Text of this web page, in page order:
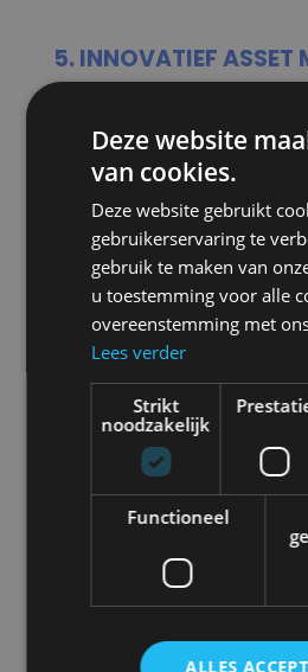
5. INNOVATIEF ASSET
materieelbeheer met jouw
omgeving. Zo hoeft u maar
voertuigen,
Verspil geen tijd meer aan
jouw materieel! Raak nooit
assets kwijt met Asset
MODULAIRE
Deze website
van cookies.
Deze website gebruikt
gebruikerservaring te
gebruik te maken van
u toestemming voor alle
overeenstemming met
Lees verder
Strikt
noodzakelijk
Functioneel
ALLES